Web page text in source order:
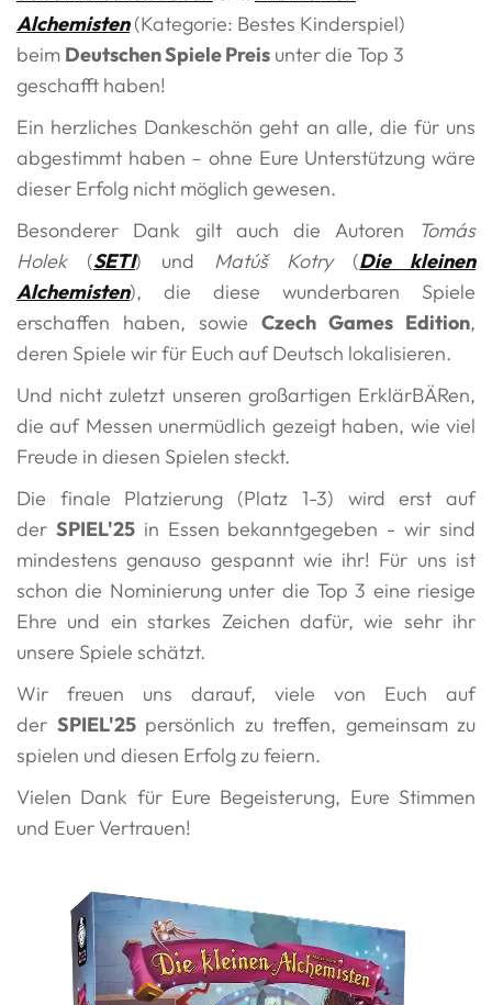
Alchemisten(Kategorie: Bestes Kinderspiel)
beim Deutschen Spiele Preis unter die Top 3
geschafft haben!
Ein herzliches Dankeschön geht an alle, die für uns
abgestimmt haben – ohne Eure Unterstützung wäre
dieser Erfolg nicht möglich gewesen.
Besonderer Dank gilt auch die Autoren
Tomás
Holek(SETI) und Matúš Kotry(Die kleinen
Alchemisten), die diese wunderbaren Spiele
erschaffen haben, sowie Czech Games Edition,
deren Spiele wir für Euch auf Deutsch lokalisieren.
Und nicht zuletzt unseren großartigen ErklärBÄRen,
die auf Messen unermüdlich gezeigt haben, wie viel
Freude in diesen Spielen steckt.
Die finale Platzierung (Platz 1-3) wird erst auf
der SPIEL'25in Essen bekanntgegeben - wir sind
mindestens genauso gespannt wie ihr! Für uns ist
schon die Nominierung unter die Top 3 eine riesige
Ehre und ein starkes Zeichen dafür, wie sehr ihr
unsere Spiele schätzt.
Wir freuen uns darauf, viele von Euch auf
der SPIEL'25persönlich zu treffen, gemeinsam zu
spielen und diesen Erfolg zu feiern.
Vielen Dank für Eure Begeisterung, Eure Stimmen
und Euer Vertrauen!